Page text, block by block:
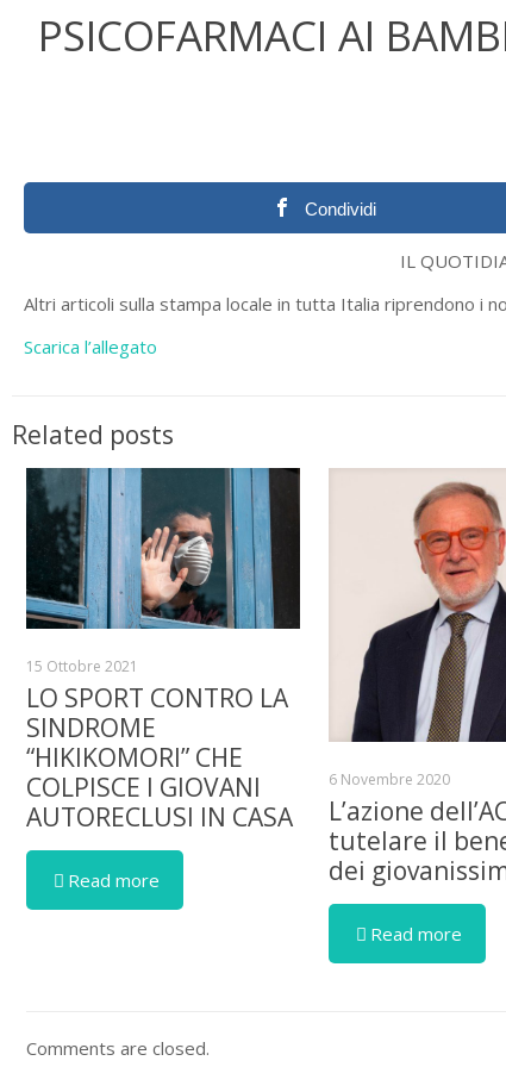
PSICOFARMACI AI
Condividi
IL QUOTIDIANO
Altri articoli sulla stampa locale in tutta Italia riprendono i
Scarica l’allegato
Related posts
15 Ottobre 2021
LO SPORT CONTRO LA
SINDROME
“HIKIKOMORI” CHE
COLPISCE I GIOVANI
AUTORECLUSI IN CASA
Read more
6 Novembre 2020
L’azione
tutelare il
dei
Read more
Comments are closed.